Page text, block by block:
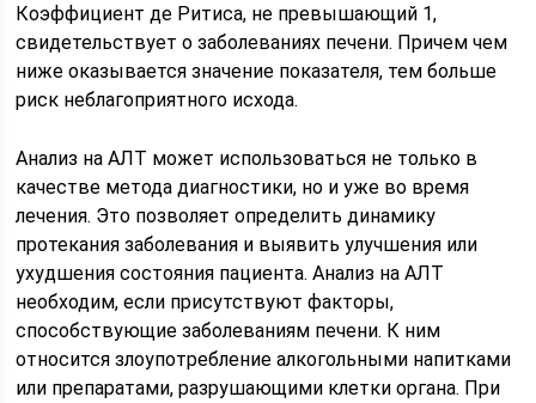
Коэффициент де Ритиса, не превышающий 1,
свидетельствует о заболеваниях печени. Причем чем
ниже оказывается значение показателя, тем больше
риск неблагоприятного исхода.
Анализ на АЛТ может использоваться не только в
качестве метода диагностики, но и уже во время
лечения. Это позволяет определить динамику
протекания заболевания и выявить улучшения или
ухудшения состояния пациента. Анализ на АЛТ
необходим, если присутствуют факторы,
способствующие заболеваниям печени. К ним
относится злоупотребление алкогольными напитками
или препаратами, разрушающими клетки органа. При